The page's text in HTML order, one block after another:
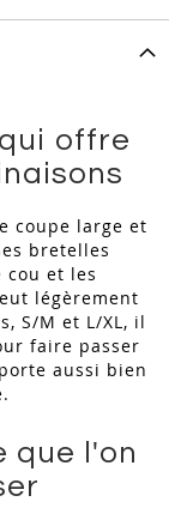
offre
coupe large et
bretelles
cou et les
légèrement
S/M et L/XL, il
faire passer
aussi bien
que l'on